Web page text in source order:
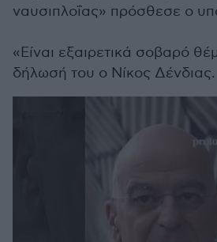
ναυσιπλοΐας» πρόσθεσε ο
«Είναι εξαιρετικά σοβαρό
δήλωσή του ο Νίκος Δένδιας.